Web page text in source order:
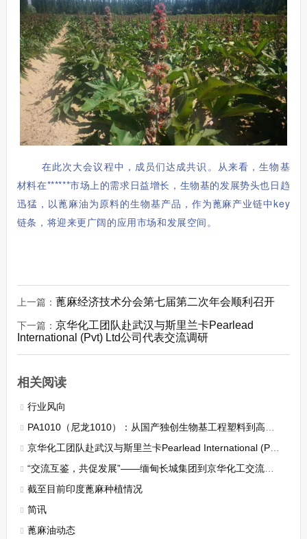
在此次大会议程中，成员们达成共识。 从来看，生物基
材料在******市场上的需求日益增长，生物基的发展势头也日趋
迅猛，以蓖麻油为原料的生物基产品，作为蓖麻产业链中key
链条，将迎来更广阔的应用市场和发展空间。
上一篇： 蓖麻经济技术分会第七届第二次年会顺利召开
下一篇： 京华化工团队赴武汉与斯里兰卡Pearlead
International (Pvt) Ltd公司代表交流调研
相关阅读
行业风向
PA1010（尼龙1010）：从国产独创生物基工程塑料到高性能化未来
京华化工团队赴武汉与斯里兰卡Pearlead International (Pvt) Ltd公司代表交流调研
“交流互鉴，共促发展”——缅甸长城集团到京华化工交流考察
截至目前印度蓖麻种植情况
简讯
蓖麻油动态